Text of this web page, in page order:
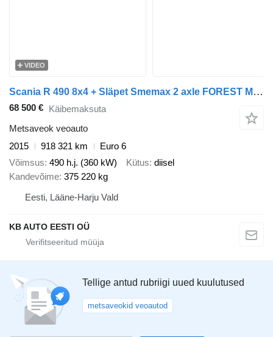
VIDEO
Scania R 490 8x4 + Släpet Smemax 2 axle FOREST MACHINE TRANSPORT TRUCK
68 500 € Käibemaksuta
Metsaveok veoauto
2015
918 321 km
Euro 6
Võimsus 490 h.j. (360 kW) Kütus diisel
Kandevõime 375 220 kg
Eesti, Lääne-Harju Vald
KB AUTO EESTI OÜ
Tellige antud rubriigi uued kuulutused
metsaveokid veoautod